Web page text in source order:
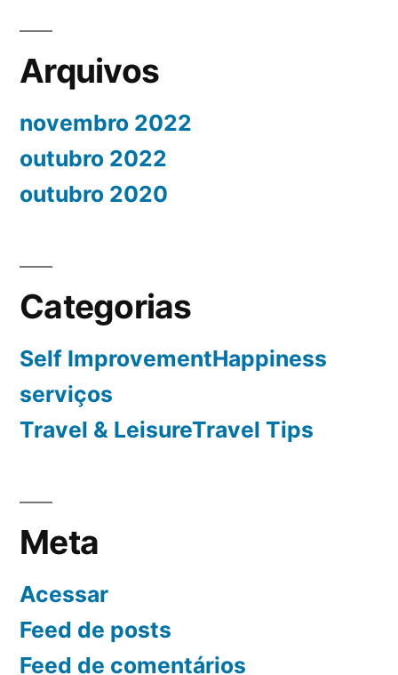
Arquivos
novembro 2022
outubro 2022
outubro 2020
Categorias
Self ImprovementHappiness
serviços
Travel & LeisureTravel Tips
Meta
Acessar
Feed de posts
Feed de comentários